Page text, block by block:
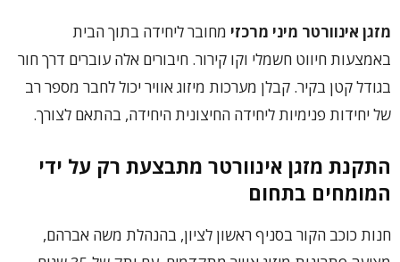
מזגן אינוורטר מיני מרכזי מחובר ליחידה בתוך הבית
באמצעות חיווט חשמלי וקו קירור. חיבורים אלה עוברים דרך חור
בגודל קטן בקיר. קבלן מערכות מיזוג אוויר יכול לחבר מספר רב
של יחידות פנימיות ליחידה החיצונית היחידה, בהתאם לצורך.
התקנת מזגן אינוורטר מתבצעת רק על ידי
המומחים בתחום
חנות כוכב הקור בסניף ראשון לציון, בהנהלת משה אברהם,